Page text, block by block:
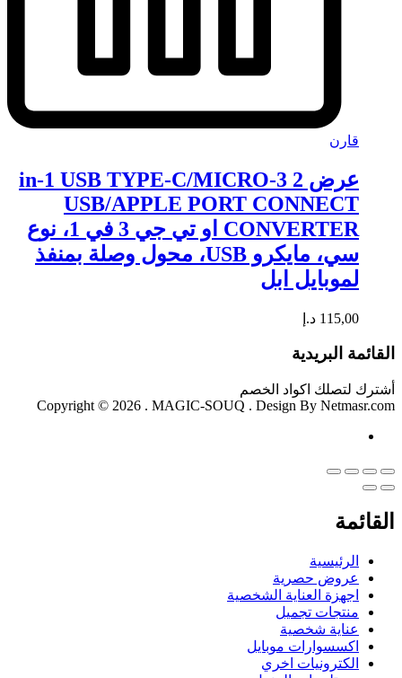
قارن
عرض 2 3-in-1 USB TYPE-C/MICRO
USB/APPLE PORT CONNECT
CONVERTER او تي جي 3 في 1، نوع
سي، مايكرو USB، محول وصلة بمنفذ
لموبايل ابل
115,00 د.إ
القائمة البريدية
أشترك لتصلك اكواد الخصم
Copyright © 2026 . MAGIC-SOUQ . Design By Netmasr.com
القائمة
الرئيسية
عروض حصرية
اجهزة العناية الشخصية
منتجات تجميل
عناية شخصية
اكسسوارات موبايل
الكترونيات اخري